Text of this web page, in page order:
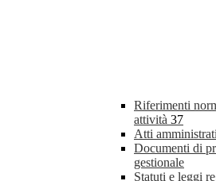
Riferimenti
attività 37
Atti
Documenti di
gestionale
Statuti e leggi